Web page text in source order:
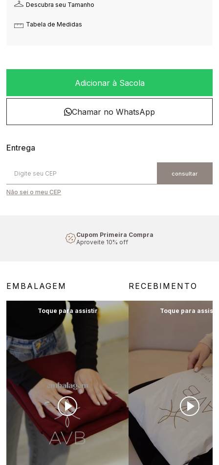
Descubra seu Tamanho
Tabela de Medidas
Adicionar à Sacola
Não sei o meu CEP
Cupom Primeira Compra
Aproveite 10% off
EMBALAGEM RECEBIMENTO